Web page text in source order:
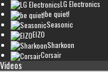
LG Electronics
be quiet!
Seasonic
EIZO
Sharkoon
Corsair
Videos